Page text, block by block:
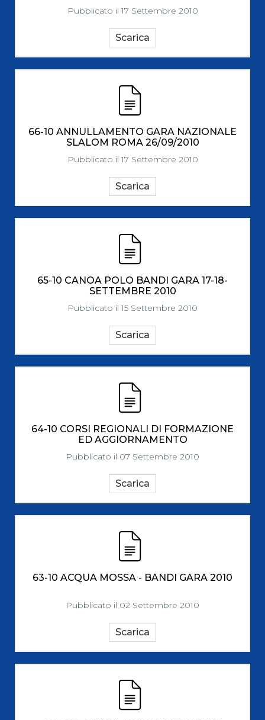
Pubblicato il 17 Settembre 2010
Scarica
66-10 ANNULLAMENTO GARA NAZIONALE
SLALOM ROMA 26/09/2010
Pubblicato il 17 Settembre 2010
Scarica
65-10 CANOA POLO BANDI GARA 17-18-
SETTEMBRE 2010
Pubblicato il 15 Settembre 2010
Scarica
64-10 CORSI REGIONALI DI FORMAZIONE
ED AGGIORNAMENTO
Pubblicato il 07 Settembre 2010
Scarica
63-10 ACQUA MOSSA - BANDI GARA 2010
Pubblicato il 02 Settembre 2010
Scarica